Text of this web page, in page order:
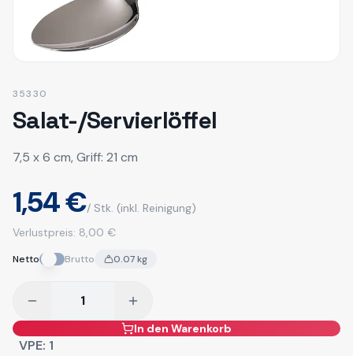
35330
Salat-/Servierlöffel
7,5 x 6 cm, Griff: 21 cm
1,54 €/ Stk. (inkl. Reinigung)
Verlustpreis: 8,00 €
Netto Brutto 0.07kg
In den Warenkorb
VPE: 1